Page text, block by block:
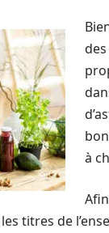
à
titres de